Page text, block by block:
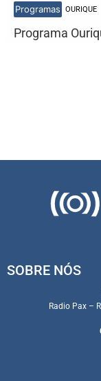
Programas OURIQUE
Programa
SOBRE NÓS
Radio Pax –